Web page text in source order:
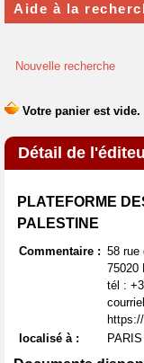
Nouvelle recherche
Détail de
PLATEFORME
PALESTINE
Commentaire : 58 rue
75020
tél :
localisé à :
PARIS
Aide à la